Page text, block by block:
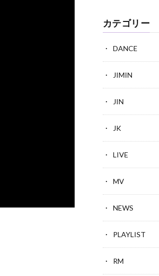
カテゴリー
DANCE
JIMIN
JIN
JK
LIVE
MV
NEWS
PLAYLIST
RM